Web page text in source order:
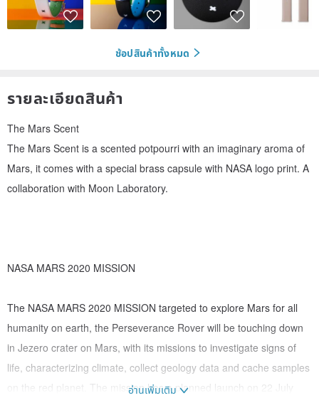
ช้อปสินค้าทั้งหมด
รายละเอียดสินค้า
The Mars Scent
The Mars Scent is a scented potpourri with an imaginary aroma of
Mars, it comes with a special brass capsule with NASA logo print. A
collaboration with Moon Laboratory.
NASA MARS 2020 MISSION
The NASA MARS 2020 MISSION targeted to explore Mars for all
humanity on earth, the Perseverance Rover will be touching down
in Jezero crater on Mars, with its missions to investigate signs of
life, characterizing climate, collect geology data and cache samples
on the red planet. The mission has a planned launch on 22 July
อ่านเพิ่มเติม